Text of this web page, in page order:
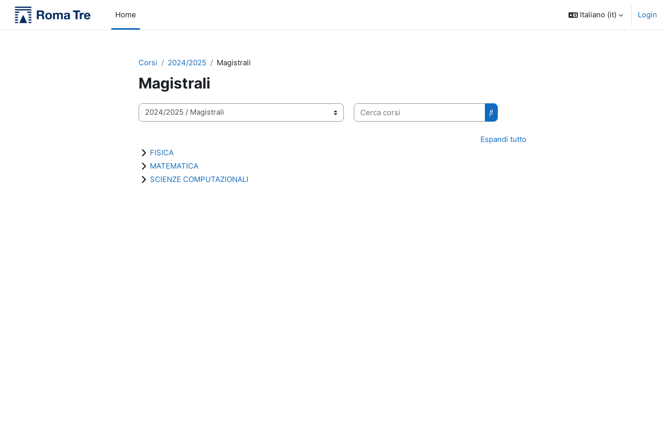
Vai al contenuto principale
Home
Italiano ‎(it)‎ Login
Corsi 2024/2025 Magistrali
Magistrali
Categorie di corso
Cerca corsi
Cerca corsi
Espandi tutto
FISICA
MATEMATICA
SCIENZE COMPUTAZIONALI